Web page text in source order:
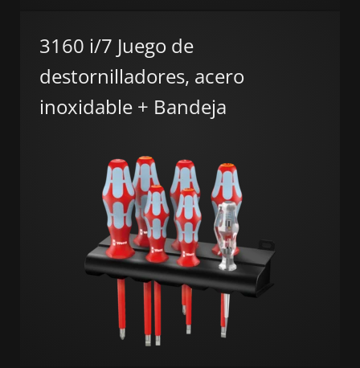
3160 i/7 Juego de
destornilladores, acero
inoxidable + Bandeja